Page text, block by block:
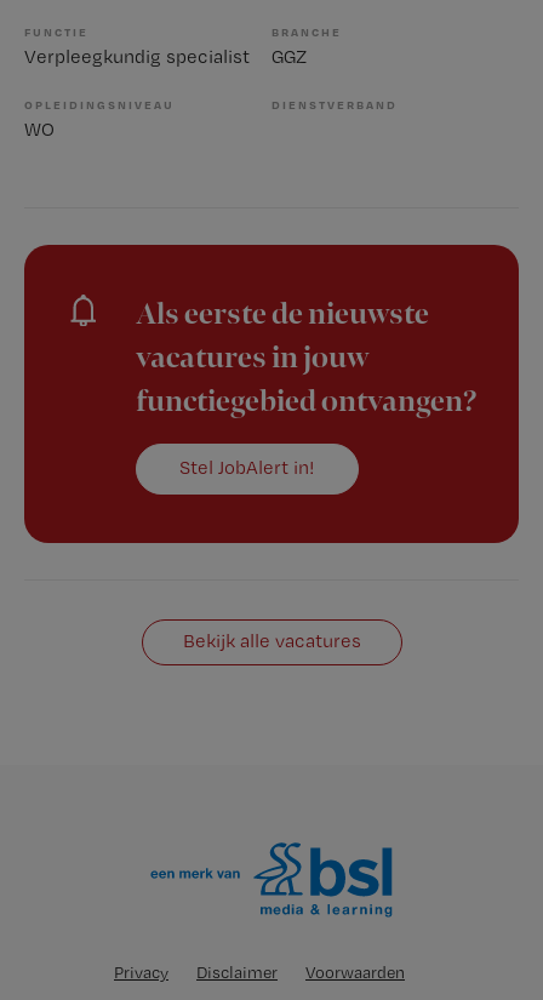
FUNCTIE
Verpleegkundig specialist
BRANCHE
GGZ
OPLEIDINGSNIVEAU
WO
DIENSTVERBAND
Als eerste de nieuwste
vacatures in jouw
functiegebied ontvangen?
Stel JobAlert in!
Bekijk alle vacatures
Privacy Disclaimer Voorwaarden